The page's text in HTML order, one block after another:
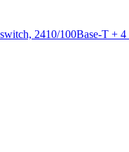
2410/100Base-T +